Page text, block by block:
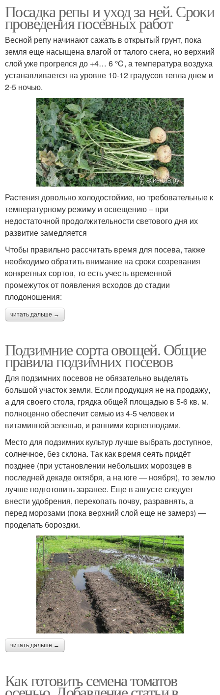
Посадка репы и уход за ней. Сроки
проведения посевных работ
Весной репу начинают сажать в открытый грунт, пока
земля еще насыщена влагой от талого снега, но верхний
слой уже прогрелся до +4… 6 ℃, а температура воздуха
устанавливается на уровне 10-12 градусов тепла днем и
2-5 ночью.
Растения довольно холодостойкие, но требовательные к
температурному режиму и освещению – при
недостаточной продолжительности светового дня их
развитие замедляется
Чтобы правильно рассчитать время для посева, также
необходимо обратить внимание на сроки созревания
конкретных сортов, то есть учесть временной
промежуток от появления всходов до стадии
плодоношения:
читать дальше →
Подзимние сорта овощей. Общие
правила подзимних посевов
Для подзимних посевов не обязательно выделять
большой участок земли. Если продукция не на продажу,
а для своего стола, грядка общей площадью в 5-6 кв. м.
полноценно обеспечит семью из 4-5 человек и
витаминной зеленью, и ранними корнеплодами.
Место для подзимних культур лучше выбрать доступное,
солнечное, без склона. Так как время сеять придёт
позднее (при установлении небольших морозцев в
последней декаде октября, а на юге — ноября), то землю
лучше подготовить заранее. Еще в августе следует
внести удобрения, перекопать почву, разравнять, а
перед морозами (пока верхний слой еще не замерз) —
проделать бороздки.
читать дальше →
Как готовить семена томатов